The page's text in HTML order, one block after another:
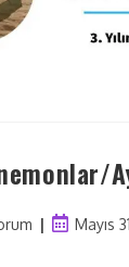
Mayıs